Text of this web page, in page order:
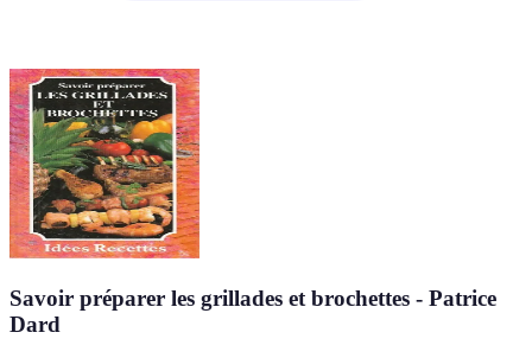
Savoir préparer les grillades et brochettes - Patrice
Dard